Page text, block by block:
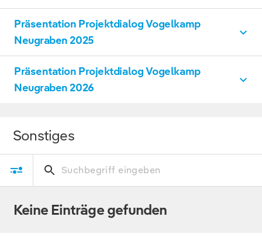
DOWNLOAD
Vogelkamp Neugraben
DOWNLOAD
Präsentation Projektdialog Vogelkamp
Neugraben 2025
Vogelkamp Neugraben
Präsentation Projektdialog Vogelkamp
Neugraben 2026
Vogelkamp Neugraben
Sonstiges
Keine Einträge gefunden